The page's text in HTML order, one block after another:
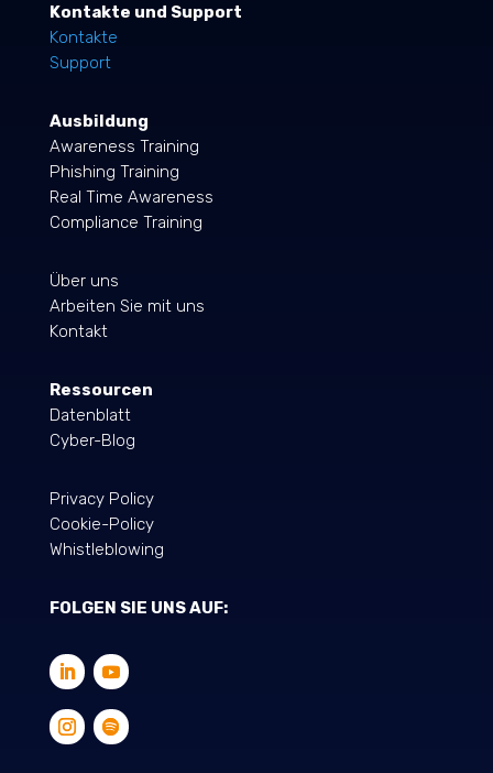
Kontakte und Support
Kontakte
Support
Ausbildung
Awareness Training
Phishing Training
Real Time Awareness
Compliance Training
Über uns
Arbeiten Sie mit uns
Kontakt
Ressourcen
Datenblatt
Cyber-Blog
Privacy Policy
Cookie-Policy
Whistleblowing
FOLGEN SIE UNS AUF: